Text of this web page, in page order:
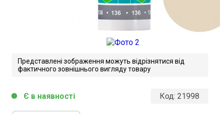
Представлені зображення можуть відрізнятися від
фактичного зовнішнього вигляду товару
Код: 21998
circle Є в наявності